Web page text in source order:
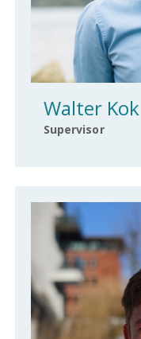
Walter Kok
Supervisor